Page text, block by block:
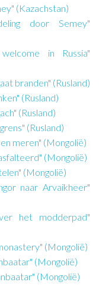
(Kazachstan)
door Semey"
in Russia"
branden" (Rusland)
(Rusland)
(Rusland)
(Rusland)
meren" (Mongolië)
(Mongolië)
(Mongolië)
naar Arvaikheer"
het modderpad"
(Mongolië)
(Mongolië)
(Mongolië)